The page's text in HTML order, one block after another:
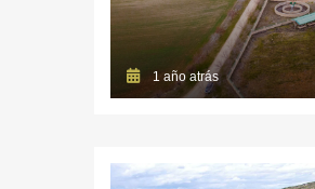
1 año atrás